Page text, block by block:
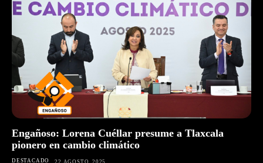
Engañoso: Lorena Cuéllar presume a Tlaxcala
pionero en cambio climático
DESTACADO